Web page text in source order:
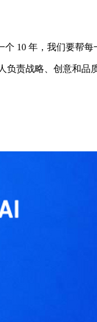
10 年，我们要帮每
负责战略、创意和